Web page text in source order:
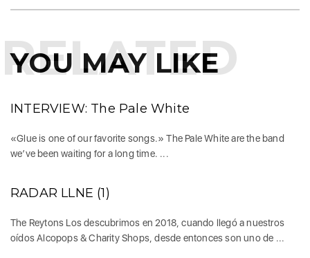
YOU MAY LIKE
RELATED
INTERVIEW: The Pale White
«Glue is one of our favorite songs.» The Pale White are the band
we’ve been waiting for a long time. ...
RADAR LLNE (1)
The Reytons Los descubrimos en 2018, cuando llegó a nuestros
oídos Alcopops & Charity Shops, desde entonces son uno de ...